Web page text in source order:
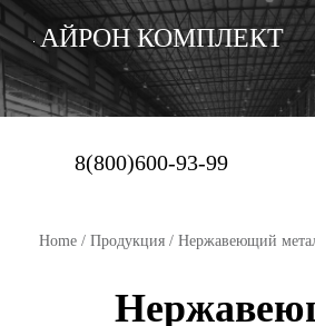
АЙРОН КОМПЛЕКТ
8(800)600-93-99
Home / Продукция / Нержавеющий